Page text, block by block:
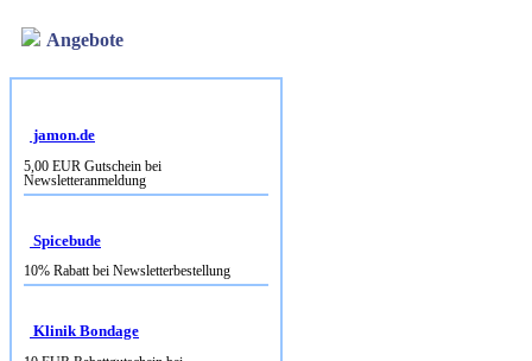
5,00 EUR Gutschein bei
Newsletteranmeldung
Spicebude
Klinik Bondage
Newsletteranmeldung